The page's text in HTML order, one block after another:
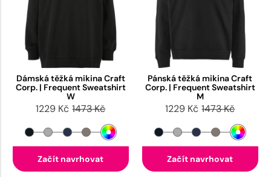
Dámská těžká mikina Craft
Corp. | Frequent Sweatshirt
W
1229 Kč 1473 Kč
Začít navrhovat
Pánská těžká mikina Craft
Corp. | Frequent Sweatshirt
M
1229 Kč 1473 Kč
Začít navrhovat